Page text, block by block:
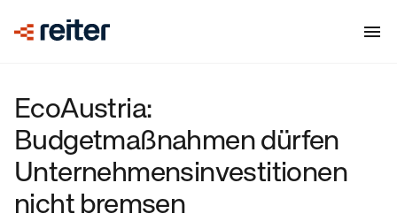
EcoAustria:
Budgetmaßnahmen dürfen
Unternehmensinvestitionen
nicht bremsen